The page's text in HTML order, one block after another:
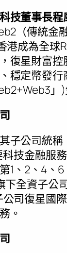
技董事長程
（傳統金
港成為全
復星財富
穩定幣發
」)
子公司統
技金融服
1、2、4
下全資子公
司復星國
。